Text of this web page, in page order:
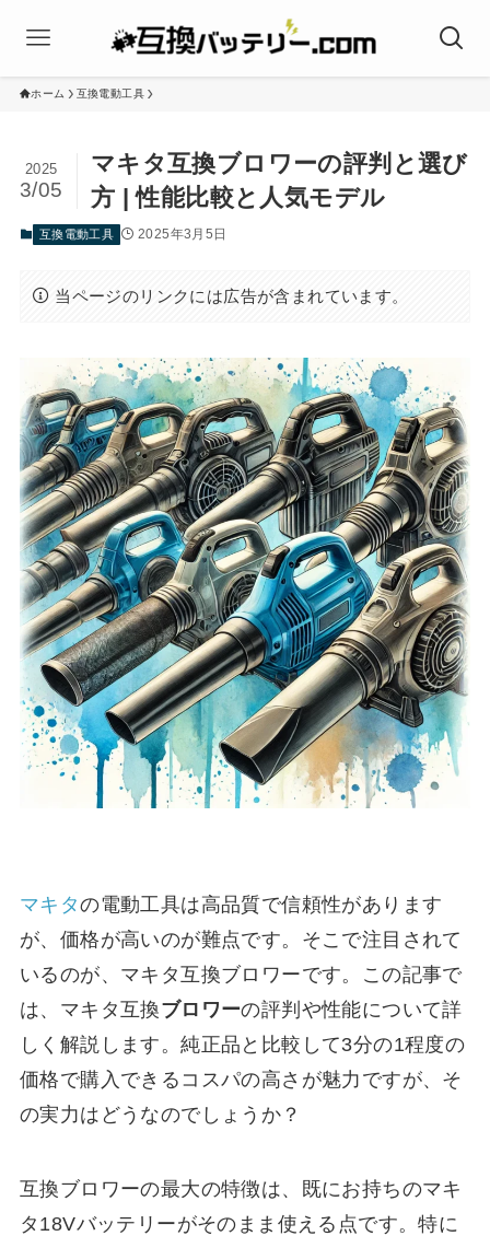
ホーム 互換電動工具
マキタ互換ブロワーの評判と選び
方 | 性能比較と人気モデル
2025
3/05
互換電動工具 2025年3月5日
当ページのリンクには広告が含まれています。
マキタの電動工具は高品質で信頼性があります
が、価格が高いのが難点です。そこで注目されて
いるのが、マキタ互換ブロワーです。この記事で
は、マキタ互換ブロワーの評判や性能について詳
しく解説します。純正品と比較して3分の1程度の
価格で購入できるコスパの高さが魅力ですが、そ
の実力はどうなのでしょうか？
互換ブロワーの最大の特徴は、既にお持ちのマキ
タ18Vバッテリーがそのまま使える点です。特に